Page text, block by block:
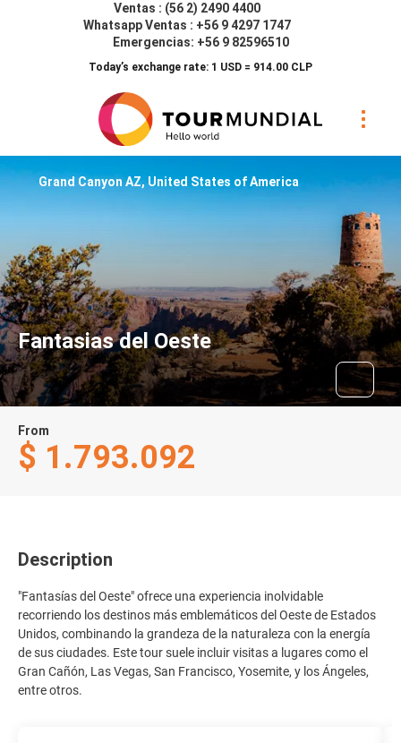
Ventas : (56 2) 2490 4400
Whatsapp Ventas : +56 9 4297 1747
Emergencias: +56 9 82596510
Today’s exchange rate: 1 USD = 914.00 CLP
Fantasias del Oeste
Grand Canyon AZ, United States of America
From
$ 1.793.092
Description
"Fantasías del Oeste" ofrece una experiencia inolvidable
recorriendo los destinos más emblemáticos del Oeste de Estados
Unidos, combinando la grandeza de la naturaleza con la energía
de sus ciudades. Este tour suele incluir visitas a lugares como el
Gran Cañón, Las Vegas, San Francisco, Yosemite, y los Ángeles,
entre otros.